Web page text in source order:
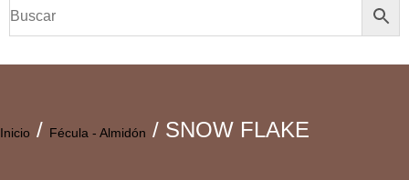
Inicio / Fécula - Almidón / SNOW FLAKE